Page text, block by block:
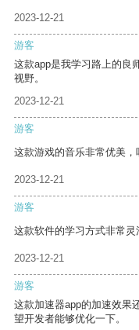
2023-12-21
游客
这款app是我学习路上的良
视野。
2023-12-21
游客
这款游戏的音乐非常优美，
2023-12-21
游客
这款软件的学习方式非常灵
2023-12-21
游客
这款加速器app的加速效果
望开发者能够优化一下。